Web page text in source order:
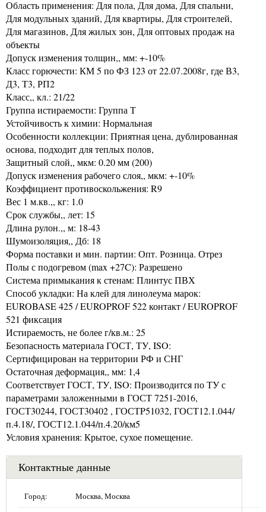
Область применения: Для пола, Для дома, Для спальни,
Для модульных зданий, Для квартиры, Для строителей,
Для магазинов, Для жилых зон, Для оптовых продаж на
объекты
Допуск изменения толщин,, мм: +-10%
Класс горючести: КМ 5 по ФЗ 123 от 22.07.2008г, где В3,
Д3, Т3, РП2
Класс,, кл.: 21/22
Группа истираемости: Группа Т
Устойчивость к химии: Нормальная
Особенности коллекции: Приятная цена, дублированная
основа, подходит для теплых полов,
Защитный слой,, мкм: 0.20 мм (200)
Допуск изменения рабочего слоя,, мкм: +-10%
Коэффициент противоскольжения: R9
Вес 1 м.кв.,, кг: 1.0
Срок службы,, лет: 15
Длина рулон.,, м: 18-43
Шумоизоляция,, Дб: 18
Форма поставки и мин. партии: Опт. Розница. Отрез
Полы с подогревом (max +27C): Разрешено
Система примыкания к стенам: Плинтус ПВХ
Способ укладки: На клей для линолеума марок:
EUROBASE 425 / EUROPROF 522 контакт / EUROPROF
521 фиксация
Истираемость, не более г/кв.м.: 25
Безопасность материала ГОСТ, ТУ, ISO:
Сертифицирован на территории РФ и СНГ
Остаточная деформация,, мм: 1,4
Соответствует ГОСТ, ТУ, ISO: Производится по ТУ с
параметрами заложенными в ГОСТ 7251-2016,
ГОСТ30244, ГОСТ30402 , ГОСТP51032, ГОСТ12.1.044/
п.4.18/, ГОСТ12.1.044/п.4.20/км5
Условия хранения: Крытое, сухое помещение.
Контактные данные
Город: Москва, Москва